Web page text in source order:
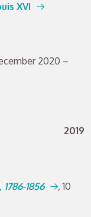
XVI
2020 –
2019
1856 ,10